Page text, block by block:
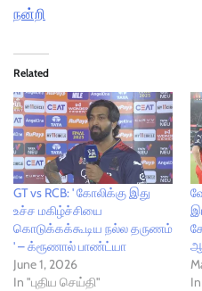
நன்றி
Related
GT vs RCB: ' கோலிக்கு இது
உச்ச மகிழ்ச்சியை
கொடுக்கக்கூடிய நல்ல தருணம்
' – க்ரூணால் பாண்ட்யா
June 1, 2026
In "புதிய செய்தி"